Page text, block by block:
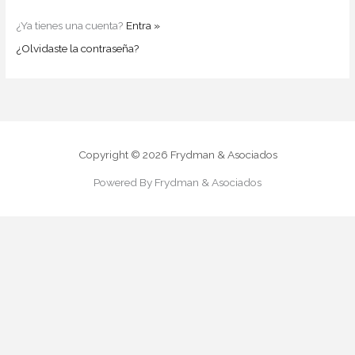
¿Ya tienes una cuenta? Entra »
¿Olvidaste la contraseña?
Copyright © 2026 Frydman & Asociados
Powered By Frydman & Asociados